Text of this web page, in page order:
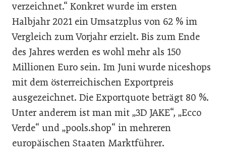
verzeichnet.“ Konkret wurde im ersten
Halbjahr 2021 ein Umsatzplus von 62 % im
Vergleich zum Vorjahr erzielt. Bis zum Ende
des Jahres werden es wohl mehr als 150
Millionen Euro sein. Im Juni wurde niceshops
mit dem österreichischen Exportpreis
ausgezeichnet. Die Exportquote beträgt 80 %.
Unter anderem ist man mit „3D JAKE“, „Ecco
Verde“ und „pools.shop“ in mehreren
europäischen Staaten Marktführer.